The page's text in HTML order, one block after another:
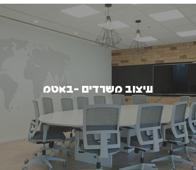
עיצוב משרדים -באטמ